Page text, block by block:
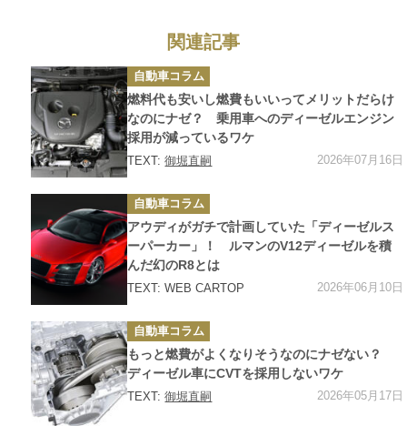
関連記事
カ
テ
ゴ
リ
ー
自動車コラム
燃料代も安いし燃費もいいってメリットだらけ
なのにナゼ？ 乗用車へのディーゼルエンジン
採用が減っているワケ
TEXT:御堀直嗣 2026年07月16日
カ
テ
ゴ
リ
ー
自動車コラム
アウディがガチで計画していた「ディーゼルス
ーパーカー」！ ルマンのV12ディーゼルを積
んだ幻のR8とは
TEXT: WEB CARTOP 2026年06月10日
カ
テ
ゴ
リ
ー
自動車コラム
もっと燃費がよくなりそうなのにナゼない？
ディーゼル車にCVTを採用しないワケ
TEXT:御堀直嗣 2026年05月17日